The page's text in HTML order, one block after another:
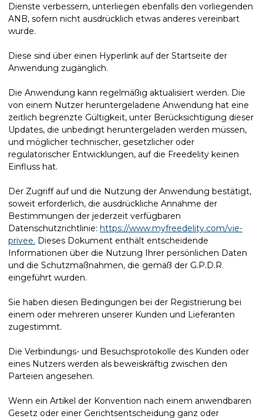
Dienste verbessern, unterliegen ebenfalls den vorliegenden
ANB, sofern nicht ausdrücklich etwas anderes vereinbart
wurde.
Diese sind über einen Hyperlink auf der Startseite der
Anwendung zugänglich.
Die Anwendung kann regelmäßig aktualisiert werden. Die
von einem Nutzer heruntergeladene Anwendung hat eine
zeitlich begrenzte Gültigkeit, unter Berücksichtigung dieser
Updates, die unbedingt heruntergeladen werden müssen,
und möglicher technischer, gesetzlicher oder
regulatorischer Entwicklungen, auf die Freedelity keinen
Einfluss hat.
Der Zugriff auf und die Nutzung der Anwendung bestätigt,
soweit erforderlich, die ausdrückliche Annahme der
Bestimmungen der jederzeit verfügbaren
Datenschutzrichtlinie: https://www.myfreedelity.com/vie-
privee. Dieses Dokument enthält entscheidende
Informationen über die Nutzung Ihrer persönlichen Daten
und die Schutzmaßnahmen, die gemäß der G.P.D.R.
eingeführt wurden.
Sie haben diesen Bedingungen bei der Registrierung bei
einem oder mehreren unserer Kunden und Lieferanten
zugestimmt.
Die Verbindungs- und Besuchsprotokolle des Kunden oder
eines Nutzers werden als beweiskräftig zwischen den
Parteien angesehen.
Wenn ein Artikel der Konvention nach einem anwendbaren
Gesetz oder einer Gerichtsentscheidung ganz oder